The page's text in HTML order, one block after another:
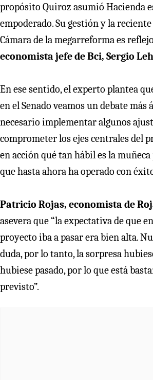
propósito Quiroz asumió Hacienda
empoderado. Su gestión y la
Cámara de la megarreforma es
economista jefe de Bci, Sergio
En ese sentido, el experto plantea
en el Senado veamos un debate más
necesario implementar algunos
comprometer los ejes centrales del
en acción qué tan hábil es la
que hasta ahora ha operado con
Patricio Rojas, economista de
asevera que “la expectativa de que
proyecto iba a pasar era bien alta.
duda, por lo tanto, la sorpresa
hubiese pasado, por lo que está
previsto”.